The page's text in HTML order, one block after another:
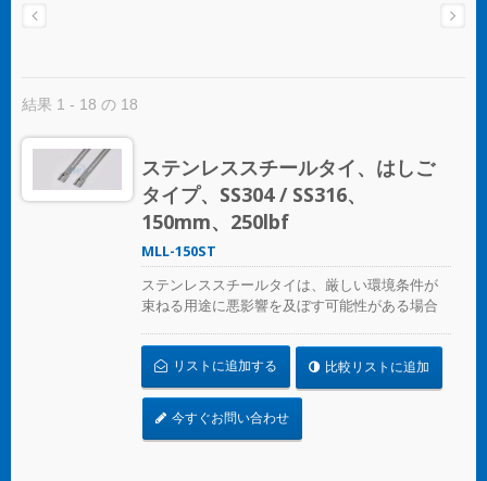
結果 1 - 18 の 18
ステンレススチールタイ、はしご
タイプ、SS304 / SS316、
150mm、250lbf
MLL-150ST
ステンレススチールタイは、厳しい環境条件が
束ねる用途に悪影響を及ぼす可能性がある場合
固定するために設計されています。腐食、振
動、風化、放射線、温度の極端な変化が懸念さ
れる場所で使用され、ステンレススチールタイ
はほぼすべての屋内、屋外、地下の用途で使用
できます。
リストに追加する 比較リストに追加
今すぐお問い合わせ